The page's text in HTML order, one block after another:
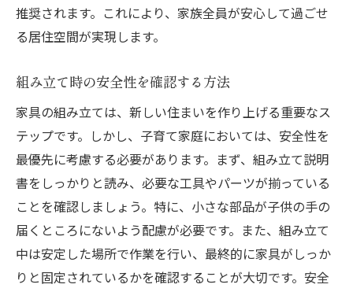
推奨されます。これにより、家族全員が安心して過ごせ
る居住空間が実現します。
組み立て時の安全性を確認する方法
家具の組み立ては、新しい住まいを作り上げる重要なス
テップです。しかし、子育て家庭においては、安全性を
最優先に考慮する必要があります。まず、組み立て説明
書をしっかりと読み、必要な工具やパーツが揃っている
ことを確認しましょう。特に、小さな部品が子供の手の
届くところにないよう配慮が必要です。また、組み立て
中は安定した場所で作業を行い、最終的に家具がしっか
りと固定されているかを確認することが大切です。安全